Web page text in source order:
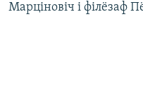
Марціновіч і філёзаф